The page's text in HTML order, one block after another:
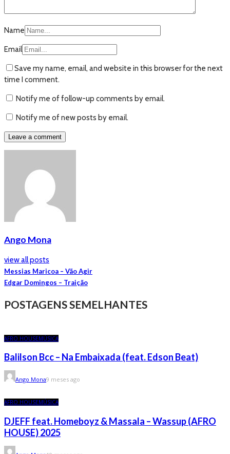
Name
Email
Save my name, email, and website in this browser for the next
time I comment.
Notify me of follow-up comments by email.
Notify me of new posts by email.
Ango Mona
view all posts
Messias Maricoa – Vão Agir
Edgar Domingos – Traição
POSTAGENS SEMELHANTES
AFRO HOUSEMÚSICA
Balilson Bcc – Na Embaixada (feat. Edson Beat)
Ango Mona9 meses ago
AFRO HOUSEMÚSICA
DJEFF feat. Homeboyz & Massala – Wassup (AFRO
HOUSE) 2025